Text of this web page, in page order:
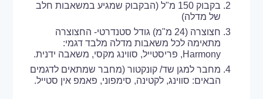
בקבוק 150 מ"ל (הבקבוק שמגיע במשאבות חלב
של מדלה)
חצוצרה (24 מ"מ) גודל סטנדרטי- החצוצרה
מתאימה לכל משאבות מדלה מלבד דגמי:
Harmony, פריסטייל, סווינג מקסי, משאבה ידנית.
מחבר למגן שד/ קונקטור (מחבר שמתאים לדגמים
הבאים: סווינג, לקטינה, סימפוני, פאמפ אין סטייל.